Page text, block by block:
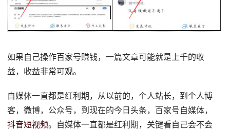
如果自己操作百家号赚钱，一篇文章可能就是上千的收
益，收益非常可观。
自媒体一直都是红利期，从以前的，个人站长，到个人博
客，微博，公众号，到现在的今日头条，百家号自媒体，
抖音短视频。自媒体一直都是红利期，关键看自己会不会